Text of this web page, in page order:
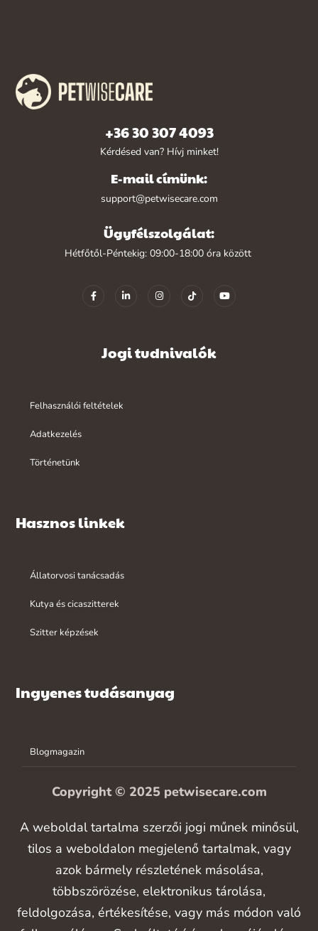
+36 30 307 4093
Kérdésed van? Hívj minket!
E-mail címünk:
support@petwisecare.com
Ügyfélszolgálat:
Hétfőtől-Péntekig: 09:00-18:00 óra között
Jogi tudnivalók
Felhasználói feltételek
Adatkezelés
Történetünk
Hasznos linkek
Állatorvosi tanácsadás
Kutya és cicaszitterek
Szitter képzések
Ingyenes tudásanyag
Blogmagazin
Copyright © 2025 petwisecare.com
A weboldal tartalma szerzői jogi műnek minősül,
tilos a weboldalon megjelenő tartalmak, vagy
azok bármely részletének másolása,
többszörözése, elektronikus tárolása,
feldolgozása, értékesítése, vagy más módon való